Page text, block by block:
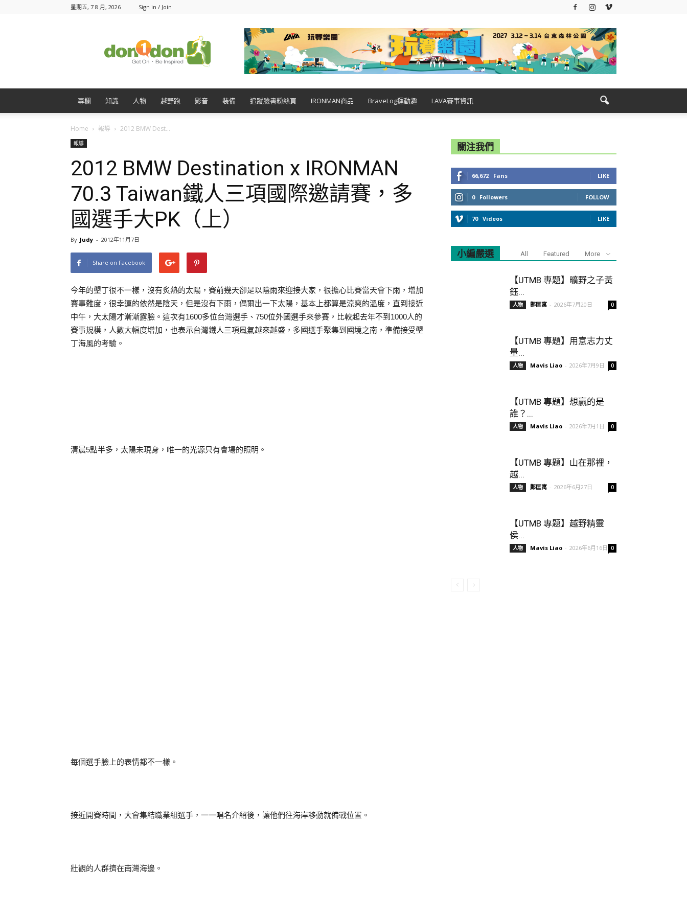
星期五, 7 8 月, 2026 Sign in / Join
專欄 知識 人物 越野跑 影音 裝備 追蹤臉書粉絲頁 IRONMAN商品 BraveLog運動趣 LAVA賽事資訊
Home 報導 2012 BMW Dest...
報導
2012 BMW Destination x IRONMAN
70.3 Taiwan鐵人三項國際邀請賽，多
國選手大PK（上）
By Judy - 2012年11月7日
Share on Facebook
今年的墾丁很不一樣，沒有炙熱的太陽，賽前幾天卻是以陰雨來迎接大家，很擔心比賽當天會下雨，增加
賽事難度，很幸運的依然是陰天，但是沒有下雨，偶爾出一下太陽，基本上都算是涼爽的溫度，直到接近
中午，大太陽才漸漸露臉。這次有1600多位台灣選手、750位外國選手來參賽，比較起去年不到1000人的
賽事規模，人數大幅度增加，也表示台灣鐵人三項風氣越來越盛，多國選手聚集到國境之南，準備接受墾
丁海風的考驗。
清晨5點半多，太陽未現身，唯一的光源只有會場的照明。
每個選手臉上的表情都不一樣。
接近開賽時間，大會集結職業組選手，一一唱名介紹後，讓他們往海岸移動就備戰位置。
壯觀的人群擠在南灣海邊。
關注我們
66,672 Fans LIKE
0 Followers FOLLOW
70 Videos LIKE
小編嚴選 All Featured More
【UTMB 專題】曠野之子黃
鈺...
人物 鄭匡寓 - 2026年7月20日 0
【UTMB 專題】用意志力丈
量...
人物 Mavis Liao - 2026年7月9日 0
【UTMB 專題】想贏的是
誰？...
人物 Mavis Liao - 2026年7月1日 0
【UTMB 專題】山在那裡，
越...
人物 鄭匡寓 - 2026年6月27日 0
【UTMB 專題】越野精靈
侯...
人物 Mavis Liao - 2026年6月16日 0